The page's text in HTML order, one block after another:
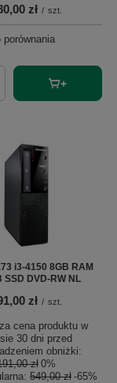
zł / szt.
porównania
i3-4150 8GB RAM
SSD DVD-RW NL
zł / szt.
cena produktu w
30 dni przed
obniżki:
zł 0%
549,00 zł -65%